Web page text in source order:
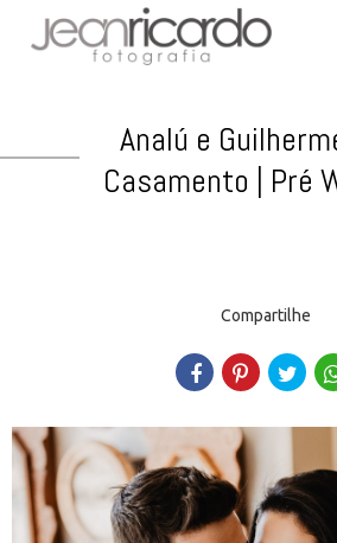
Analú e
Casamento | Pré
Compartilhe